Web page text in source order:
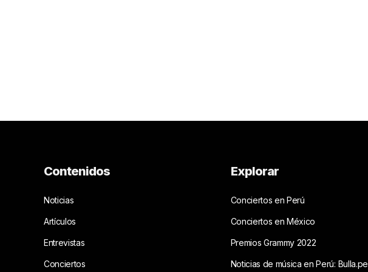
Contenidos
Noticias
Artículos
Entrevistas
Conciertos
Explorar
Conciertos en Perú
Conciertos en México
Premios Grammy 2022
Noticias de música en Perú: Bulla.pe